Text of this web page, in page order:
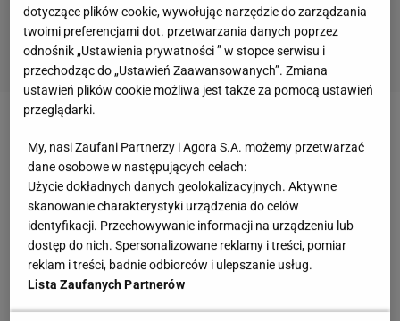
złota, a zarobki? "Polska w światowej czołówce"
Rozgrywki PRO skupiają dwudziestu zawodników
reprezentujących wszystkie kluby Ekstraklasy oraz
dwie drużyny wyłonione w turniejach
organizowanych przez 1. Ligę – Sandecję Nowy
Sącz oraz Zagłębie Sosnowiec.Meczerozgrywane
dotyczące plików cookie, wywołując narzędzie do zarządzania
twoimi preferencjami dot. przetwarzania danych poprzez
odnośnik „Ustawienia prywatności ” w stopce serwisu i
przechodząc do „Ustawień Zaawansowanych”. Zmiana
ustawień plików cookie możliwa jest także za pomocą ustawień
przeglądarki.
My, nasi Zaufani Partnerzy i Agora S.A. możemy przetwarzać
dane osobowe w następujących celach:
Użycie dokładnych danych geolokalizacyjnych. Aktywne
skanowanie charakterystyki urządzenia do celów
identyfikacji. Przechowywanie informacji na urządzeniu lub
dostęp do nich. Spersonalizowane reklamy i treści, pomiar
reklam i treści, badnie odbiorców i ulepszanie usług.
Lista Zaufanych Partnerów